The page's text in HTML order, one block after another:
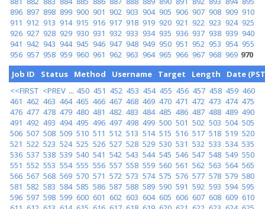
896 897 898 899 900 901 902 903 904 905 906 907 908 909 910
911 912 913 914 915 916 917 918 919 920 921 922 923 924 925
926 927 928 929 930 931 932 933 934 935 936 937 938 939 940
941 942 943 944 945 946 947 948 949 950 951 952 953 954 955
956 957 958 959 960 961 962 963 964 965 966 967 968 969 970
Job ID
Status Method Username Target Length
Date
<<FIRST <PREV ... 450 451 452 453 454 455 456 457 458 459 460
461 462 463 464 465 466 467 468 469 470 471 472 473 474 475
476 477 478 479 480 481 482 483 484 485 486 487 488 489 490
491 492 493 494 495 496 497 498 499 500 501 502 503 504 505
506 507 508 509 510 511 512 513 514 515 516 517 518 519 520
521 522 523 524 525 526 527 528 529 530 531 532 533 534 535
536 537 538 539 540 541 542 543 544 545 546 547 548 549 550
551 552 553 554 555 556 557 558 559 560 561 562 563 564 565
566 567 568 569 570 571 572 573 574 575 576 577 578 579 580
581 582 583 584 585 586 587 588 589 590 591 592 593 594 595
596 597 598 599 600 601 602 603 604 605 606 607 608 609 610